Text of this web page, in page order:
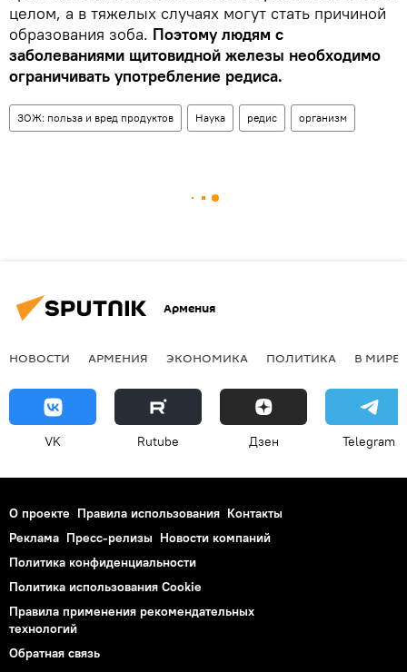
целом, а в тяжелых случаях могут стать причиной
образования зоба. Поэтому людям с
заболеваниями щитовидной железы необходимо
ограничивать употребление редиса.
ЗОЖ: польза и вред продуктов Наука редис организм
Армения
НОВОСТИ АРМЕНИЯ ЭКОНОМИКА ПОЛИТИКА В МИРЕ
VK Rutube Дзен Telegram
О проекте Правила использования Контакты
Реклама Пресс-релизы Новости компаний
Политика конфиденциальности
Политика использования Cookie
Правила применения рекомендательных
технологий
Обратная связь